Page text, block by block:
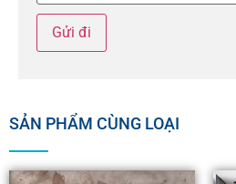
SẢN PHẨM CÙNG LOẠI